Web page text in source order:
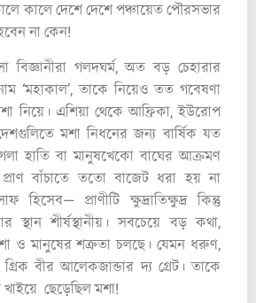
কালে দেশে দেশে পঞ্চায়েত পৌরসভার
না কেন!
বিজ্ঞানীরা গলদঘর্ম, অত বড় চেহারার
‘মহাকাল’, তাকে নিয়েও তত গবেষণা
নিয়ে। এশিয়া থেকে আফ্রিকা, ইউরোপ
মশা নিধনের জন্য বার্ষিক যত
হাতি বা মানুষখেকো বাঘের আক্রমণ
বাঁচাতে ততো বাজেট ধরা হয় না
প্রাণীটি ক্ষুদ্রাতিক্ষুদ্র কিন্তু
স্থান শীর্ষস্থানীয়। সবচেয়ে বড় কথা,
ও মানুষের শত্রুতা চলছে। যেমন ধরুণ,
বীর আলেকজান্ডার দ্য গ্রেট। তাকে
খাইয়ে ছেড়েছিল মশা!